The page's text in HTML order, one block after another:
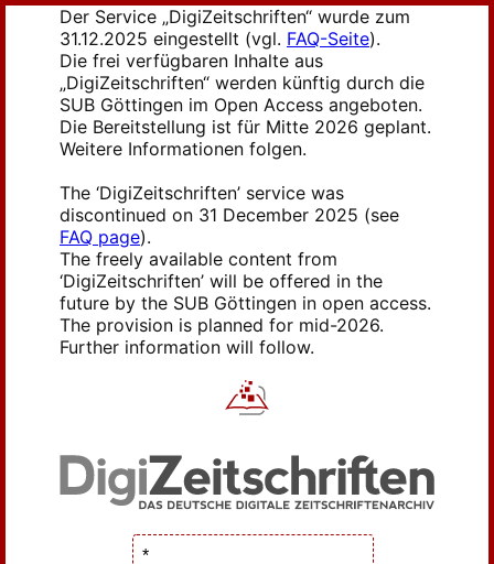
Der Service „DigiZeitschriften“ wurde zum
31.12.2025 eingestellt (vgl. FAQ-Seite).
Die frei verfügbaren Inhalte aus
„DigiZeitschriften“ werden künftig durch die
SUB Göttingen im Open Access angeboten.
Die Bereitstellung ist für Mitte 2026 geplant.
Weitere Informationen folgen.
The ‘DigiZeitschriften’ service was
discontinued on 31 December 2025 (see
FAQ page).
The freely available content from
‘DigiZeitschriften’ will be offered in the
future by the SUB Göttingen in open access.
The provision is planned for mid-2026.
Further information will follow.